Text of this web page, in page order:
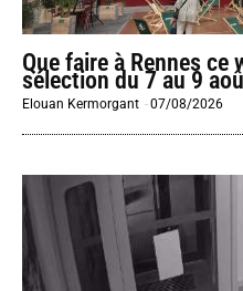
Que faire à Rennes ce
sélection du 7 au 9
Elouan Kermorgant -07/08/2026